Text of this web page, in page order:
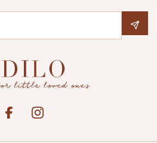
See our FacebookBekijk onze Instagram pagina